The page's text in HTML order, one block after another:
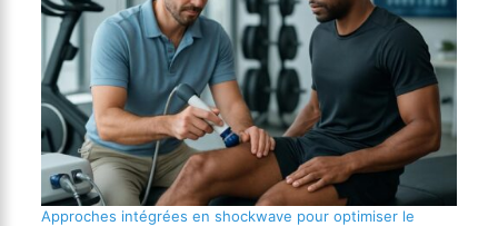
Approches intégrées en shockwave pour optimiser le